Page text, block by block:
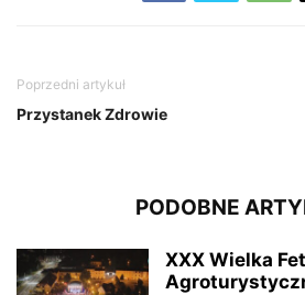
Poprzedni artykuł
Przystanek Zdrowie
PODOBNE
XXX Wielka